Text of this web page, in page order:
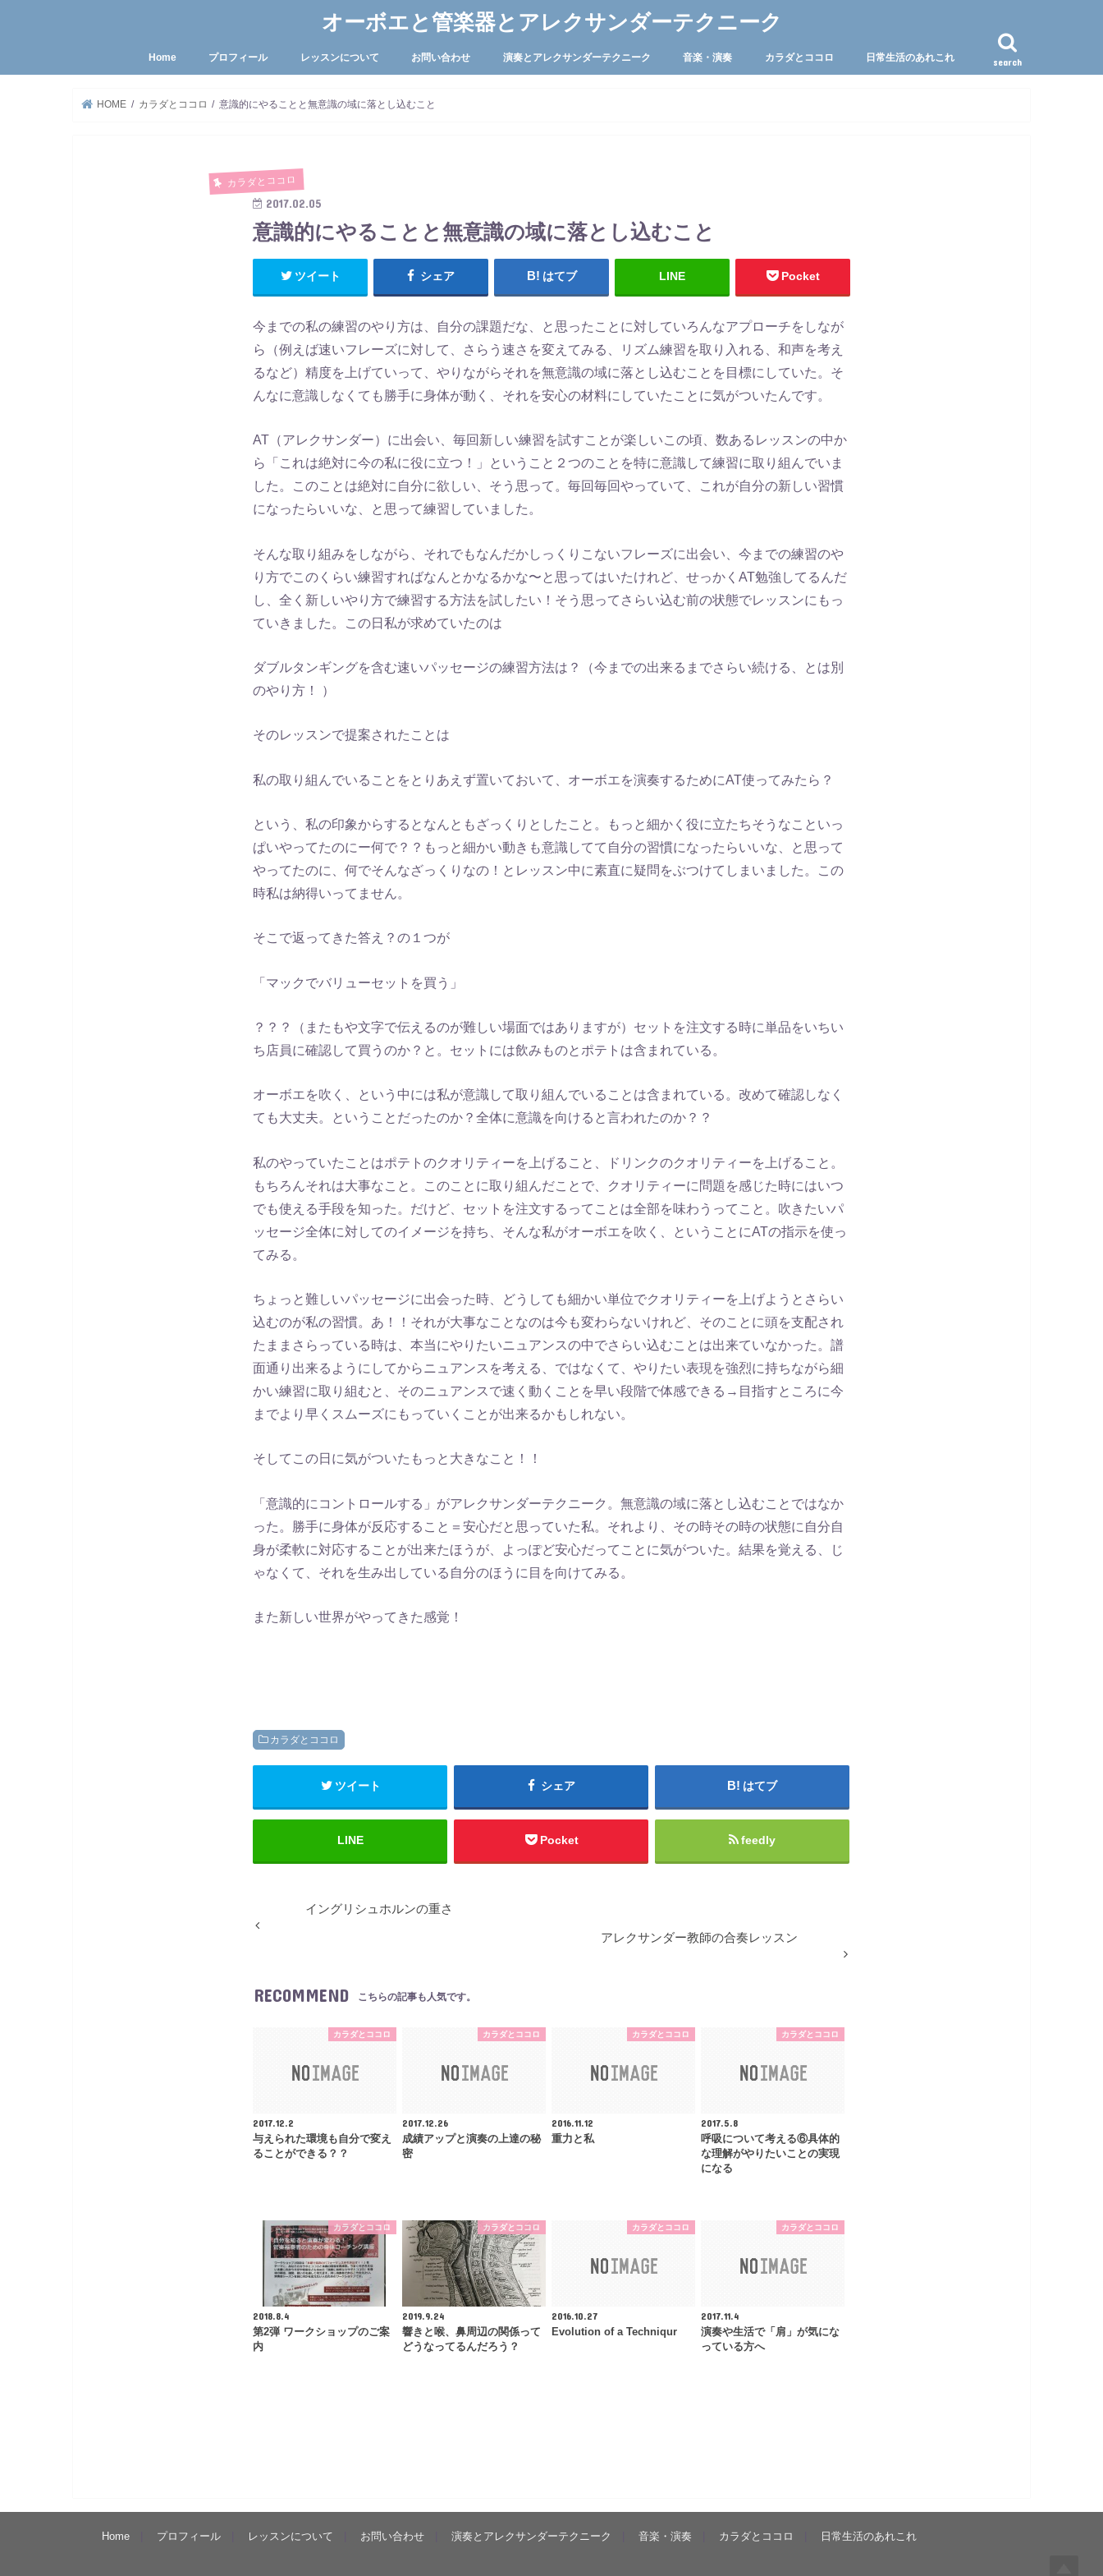
オーボエと管楽器とアレクサンダーテクニーク
search
Home プロフィール レッスンについて お問い合わせ 演奏とアレクサンダーテクニーク 音楽・演奏 カラダとココロ 日常生活のあれこれ
HOME カラダとココロ 意識的にやることと無意識の域に落とし込むこと
カラダとココロ
2017.02.05
意識的にやることと無意識の域に落とし込むこと
ツイート シェア はてブ LINE Pocket
今までの私の練習のやり方は、自分の課題だな、と思ったことに対していろんなアプローチをしなが
ら（例えば速いフレーズに対して、さらう速さを変えてみる、リズム練習を取り入れる、和声を考え
るなど）精度を上げていって、やりながらそれを無意識の域に落とし込むことを目標にしていた。そ
んなに意識しなくても勝手に身体が動く、それを安心の材料にしていたことに気がついたんです。
AT（アレクサンダー）に出会い、毎回新しい練習を試すことが楽しいこの頃、数あるレッスンの中か
ら「これは絶対に今の私に役に立つ！」ということ２つのことを特に意識して練習に取り組んでいま
した。このことは絶対に自分に欲しい、そう思って。毎回毎回やっていて、これが自分の新しい習慣
になったらいいな、と思って練習していました。
そんな取り組みをしながら、それでもなんだかしっくりこないフレーズに出会い、今までの練習のや
り方でこのくらい練習すればなんとかなるかな〜と思ってはいたけれど、せっかくAT勉強してるんだ
し、全く新しいやり方で練習する方法を試したい！そう思ってさらい込む前の状態でレッスンにもっ
ていきました。この日私が求めていたのは
ダブルタンギングを含む速いパッセージの練習方法は？（今までの出来るまでさらい続ける、とは別
のやり方！ ）
そのレッスンで提案されたことは
私の取り組んでいることをとりあえず置いておいて、オーボエを演奏するためにAT使ってみたら？
という、私の印象からするとなんともざっくりとしたこと。もっと細かく役に立たちそうなこといっ
ぱいやってたのにー何で？？もっと細かい動きも意識してて自分の習慣になったらいいな、と思って
やってたのに、何でそんなざっくりなの！とレッスン中に素直に疑問をぶつけてしまいました。この
時私は納得いってません。
そこで返ってきた答え？の１つが
「マックでバリューセットを買う」
？？？（またもや文字で伝えるのが難しい場面ではありますが）セットを注文する時に単品をいちい
ち店員に確認して買うのか？と。セットには飲みものとポテトは含まれている。
オーボエを吹く、という中には私が意識して取り組んでいることは含まれている。改めて確認しなく
ても大丈夫。ということだったのか？全体に意識を向けると言われたのか？？
私のやっていたことはポテトのクオリティーを上げること、ドリンクのクオリティーを上げること。
もちろんそれは大事なこと。このことに取り組んだことで、クオリティーに問題を感じた時にはいつ
でも使える手段を知った。だけど、セットを注文するってことは全部を味わうってこと。吹きたいパ
ッセージ全体に対してのイメージを持ち、そんな私がオーボエを吹く、ということにATの指示を使っ
てみる。
ちょっと難しいパッセージに出会った時、どうしても細かい単位でクオリティーを上げようとさらい
込むのが私の習慣。あ！！それが大事なことなのは今も変わらないけれど、そのことに頭を支配され
たままさらっている時は、本当にやりたいニュアンスの中でさらい込むことは出来ていなかった。譜
面通り出来るようにしてからニュアンスを考える、ではなくて、やりたい表現を強烈に持ちながら細
かい練習に取り組むと、そのニュアンスで速く動くことを早い段階で体感できる→目指すところに今
までより早くスムーズにもっていくことが出来るかもしれない。
そしてこの日に気がついたもっと大きなこと！！
「意識的にコントロールする」がアレクサンダーテクニーク。無意識の域に落とし込むことではなか
った。勝手に身体が反応すること＝安心だと思っていた私。それより、その時その時の状態に自分自
身が柔軟に対応することが出来たほうが、よっぽど安心だってことに気がついた。結果を覚える、じ
ゃなくて、それを生み出している自分のほうに目を向けてみる。
また新しい世界がやってきた感覚！
カラダとココロ
ツイート シェア はてブ
LINE Pocket feedly
イングリシュホルンの重さ
アレクサンダー教師の合奏レッスン
RECOMMEND こちらの記事も人気です。
カラダとココロ
2017.12.2
与えられた環境も自分で変え
ることができる？？
カラダとココロ
2017.12.26
成績アップと演奏の上達の秘
密
カラダとココロ
2016.11.12
重力と私
カラダとココロ
2017.5.8
呼吸について考える⑥具体的
な理解がやりたいことの実現
になる
カラダとココロ
2018.8.4
第2弾 ワークショップのご案
内
カラダとココロ
2019.9.24
響きと喉、鼻周辺の関係って
どうなってるんだろう？
カラダとココロ
2016.10.27
Evolution of a Techniqur
カラダとココロ
2017.11.4
演奏や生活で「肩」が気にな
っている方へ
Home プロフィール レッスンについて お問い合わせ 演奏とアレクサンダーテクニーク 音楽・演奏 カラダとココロ 日常生活のあれこれ